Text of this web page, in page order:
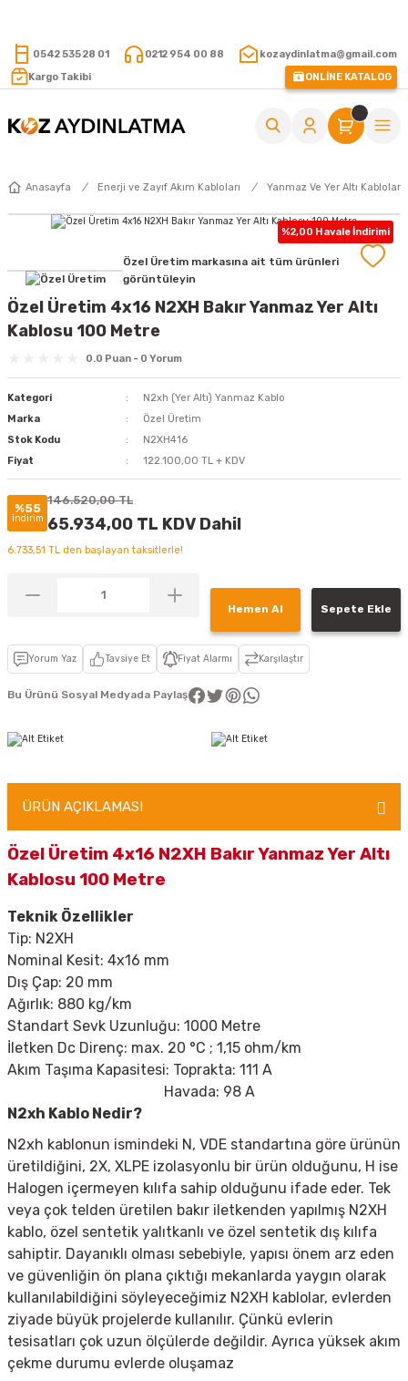
0542 535 28 01 0212 954 00 88
kozaydinlatma@gmail.com
Kargo Takibi
ONLİNE KATALOG
Anasayfa Enerji ve Zayıf Akım Kabloları Yanmaz Ve Yer Altı Kabloları
%2,00 Havale İndirimi
Özel Üretim markasına ait tüm ürünleri
görüntüleyin
Özel Üretim 4x16 N2XH Bakır Yanmaz Yer Altı
Kablosu 100 Metre
0.0 Puan - 0 Yorum
Kategori
N2xh (Yer Altı) Yanmaz Kablo
Marka
Özel Üretim
Stok Kodu
N2XH416
Fiyat
122.100,00 TL + KDV
%55
indirim
146.520,00 TL
65.934,00 TL KDV Dahil
6.733,51 TL den başlayan taksitlerle!
Hemen Al Sepete Ekle
Yorum Yaz Tavsiye Et Fiyat Alarmı Karşılaştır
Bu Ürünü Sosyal Medyada Paylaş
ÜRÜN AÇIKLAMASI
Özel Üretim 4x16 N2XH Bakır Yanmaz Yer Altı
Kablosu 100 Metre
Teknik Özellikler
Tip: N2XH
Nominal Kesit: 4x16 mm
Dış Çap: 20 mm
Ağırlık: 880 kg/km
Standart Sevk Uzunluğu: 1000 Metre
İletken Dc Direnç: max. 20 °C ; 1,15 ohm/km
Akım Taşıma Kapasitesi: Toprakta: 111 A
Havada: 98 A
N2xh Kablo Nedir?
N2xh kablonun ismindeki N, VDE standartına göre ürünün
üretildiğini, 2X, XLPE izolasyonlu bir ürün olduğunu, H ise
Halogen içermeyen kılıfa sahip olduğunu ifade eder. Tek
veya çok telden üretilen bakır iletkenden yapılmış N2XH
kablo, özel sentetik yalıtkanlı ve özel sentetik dış kılıfa
sahiptir. Dayanıklı olması sebebiyle, yapısı önem arz eden
ve güvenliğin ön plana çıktığı mekanlarda yaygın olarak
kullanılabildiğini söyleyeceğimiz N2XH kablolar, evlerden
ziyade büyük projelerde kullanılır. Çünkü evlerin
tesisatları çok uzun ölçülerde değildir. Ayrıca yüksek akım
çekme durumu evlerde oluşamaz